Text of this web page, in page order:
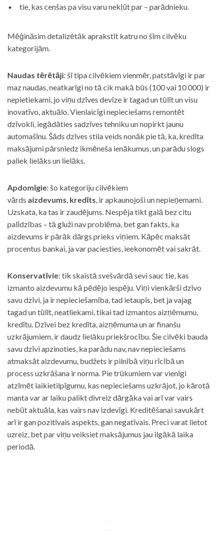
tie, kas cenšas pa visu varu nekļūt par – parādnieku.
Mēģināsim detalizētāk aprakstīt katru no šīm cilvēku
kategorijām.
Naudas tērētāji: šī tipa cilvēkiem vienmēr, patstāvīgi ir par
maz naudas, neatkarīgi no tā cik makā būs (100 vai 10 000) ir
nepietiekami, jo viņu dzīves devīze ir tagad un tūlīt un visu
inovatīvo, aktuālo. Vienlaicīgi nepieciešams remontēt
dzīvokli, iegādāties sadzīves tehniku un nopirkt jaunu
automašīnu. Šāds dzīves stila veids nonāk pie tā, ka, kredīta
maksājumi pārsniedz ikmēneša ienākumus, un parādu slogs
paliek lielāks un lielāks.
Apdomīgie: šo kategoriju cilvēkiem
vārds aizdevums, kredīts, ir apkaunojoši un nepieņemami.
Uzskata, ka tas ir zaudējums. Nespēja tikt galā bez citu
palīdzības – tā gluži nav problēma, bet gan fakts, ka
aizdevums ir pārāk dārgs prieks viņiem. Kāpēc maksāt
procentus bankai, ja var paciesties, ieekonomēt vai sakrāt.
Konservatīvie: tik skaistā svešvārdā sevi sauc tie, kas
izmanto aizdevumu kā pēdējo iespēju. Viņi vienkārši dzīvo
savu dzīvi, ja ir nepieciešamība, tad ietaupīs, bet ja vajag
tagad un tūlīt, neatliekami, tikai tad izmantos aizņēmumu,
kredītu. Dzīvei bez kredīta, aizņēmuma un ar finanšu
uzkrājumiem, ir daudz lielāku priekšrocību. Šie cilvēki bauda
savu dzīvi apzinoties, ka parādu nav, nav nepieciešams
atmaksāt aizdevumu, budžets ir pilnībā viņu rīcībā un
process uzkrāšana ir norma. Pie trūkumiem var vienīgi
atzīmēt laikietilpīgumu, kas nepieciešams uzkrājot, jo kārotā
manta var ar laiku palikt divreiz dārgāka vai arī var vairs
nebūt aktuāla, kas vairs nav izdevīgi. Kreditēšanai savukārt
arī ir gan pozitīvais aspekts, gan negatīvais. Preci varat lietot
uzreiz, bet par viņu veiksiet maksājumus jau ilgākā laika
periodā.